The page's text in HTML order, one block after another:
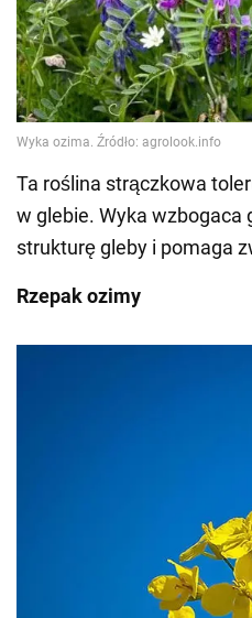
Ta roślina strączkowa
w glebie. Wyka wzbogaca
strukturę gleby i pomaga
Rzepak ozimy